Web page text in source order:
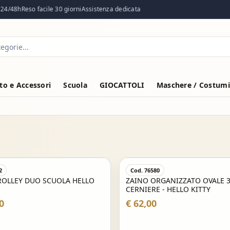
48hReso facile 30 giorniAssistenza dedicata
e Accessori Scuola GIOCATTOLI Maschere /
DUO SCUOLA HELLO
Cod. 76580
ZAINO ORGANIZZATO OVALE 3
CERNIERE - HELLO KITTY
€ 62,00